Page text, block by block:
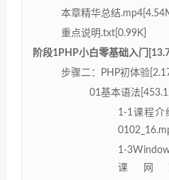
本章精华总结
重点说明.txt[0.99K]
阶段1PHP小白零基础入门
步骤二：PHP初体验
01基本语法
1-1课程介
1-
课网